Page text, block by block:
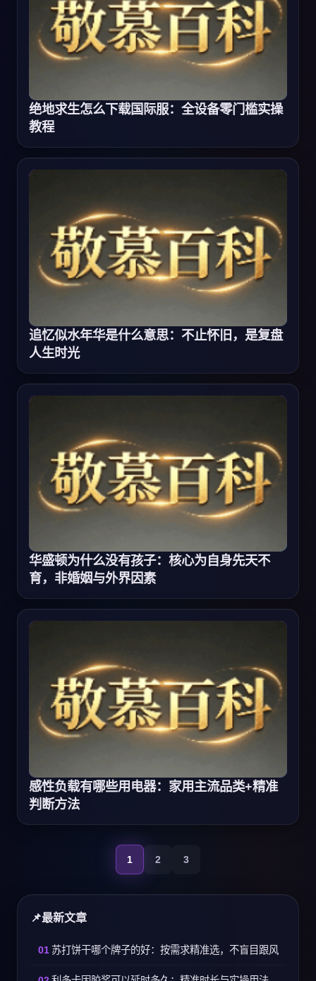
绝地求生怎么下载国际服：全设备零门槛实操
教程
追忆似水年华是什么意思：不止怀旧，是复盘
人生时光
华盛顿为什么没有孩子：核心为自身先天不
育，非婚姻与外界因素
感性负载有哪些用电器：家用主流品类+精准
判断方法
1 2 3
最新文章
苏打饼干哪个牌子的好：按需求精准选，不盲目跟风